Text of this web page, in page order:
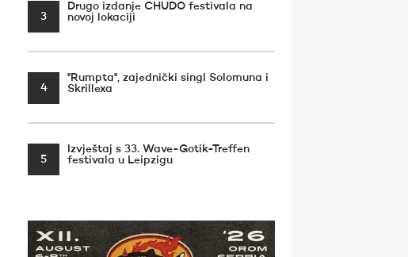
3
Drugo izdanje CHUDO festivala na
novoj lokaciji
4
''Rumpta'', zajednički singl Solomuna i
Skrillexa
5
Izvještaj s 33. Wave-Gotik-Treffen
festivala u Leipzigu